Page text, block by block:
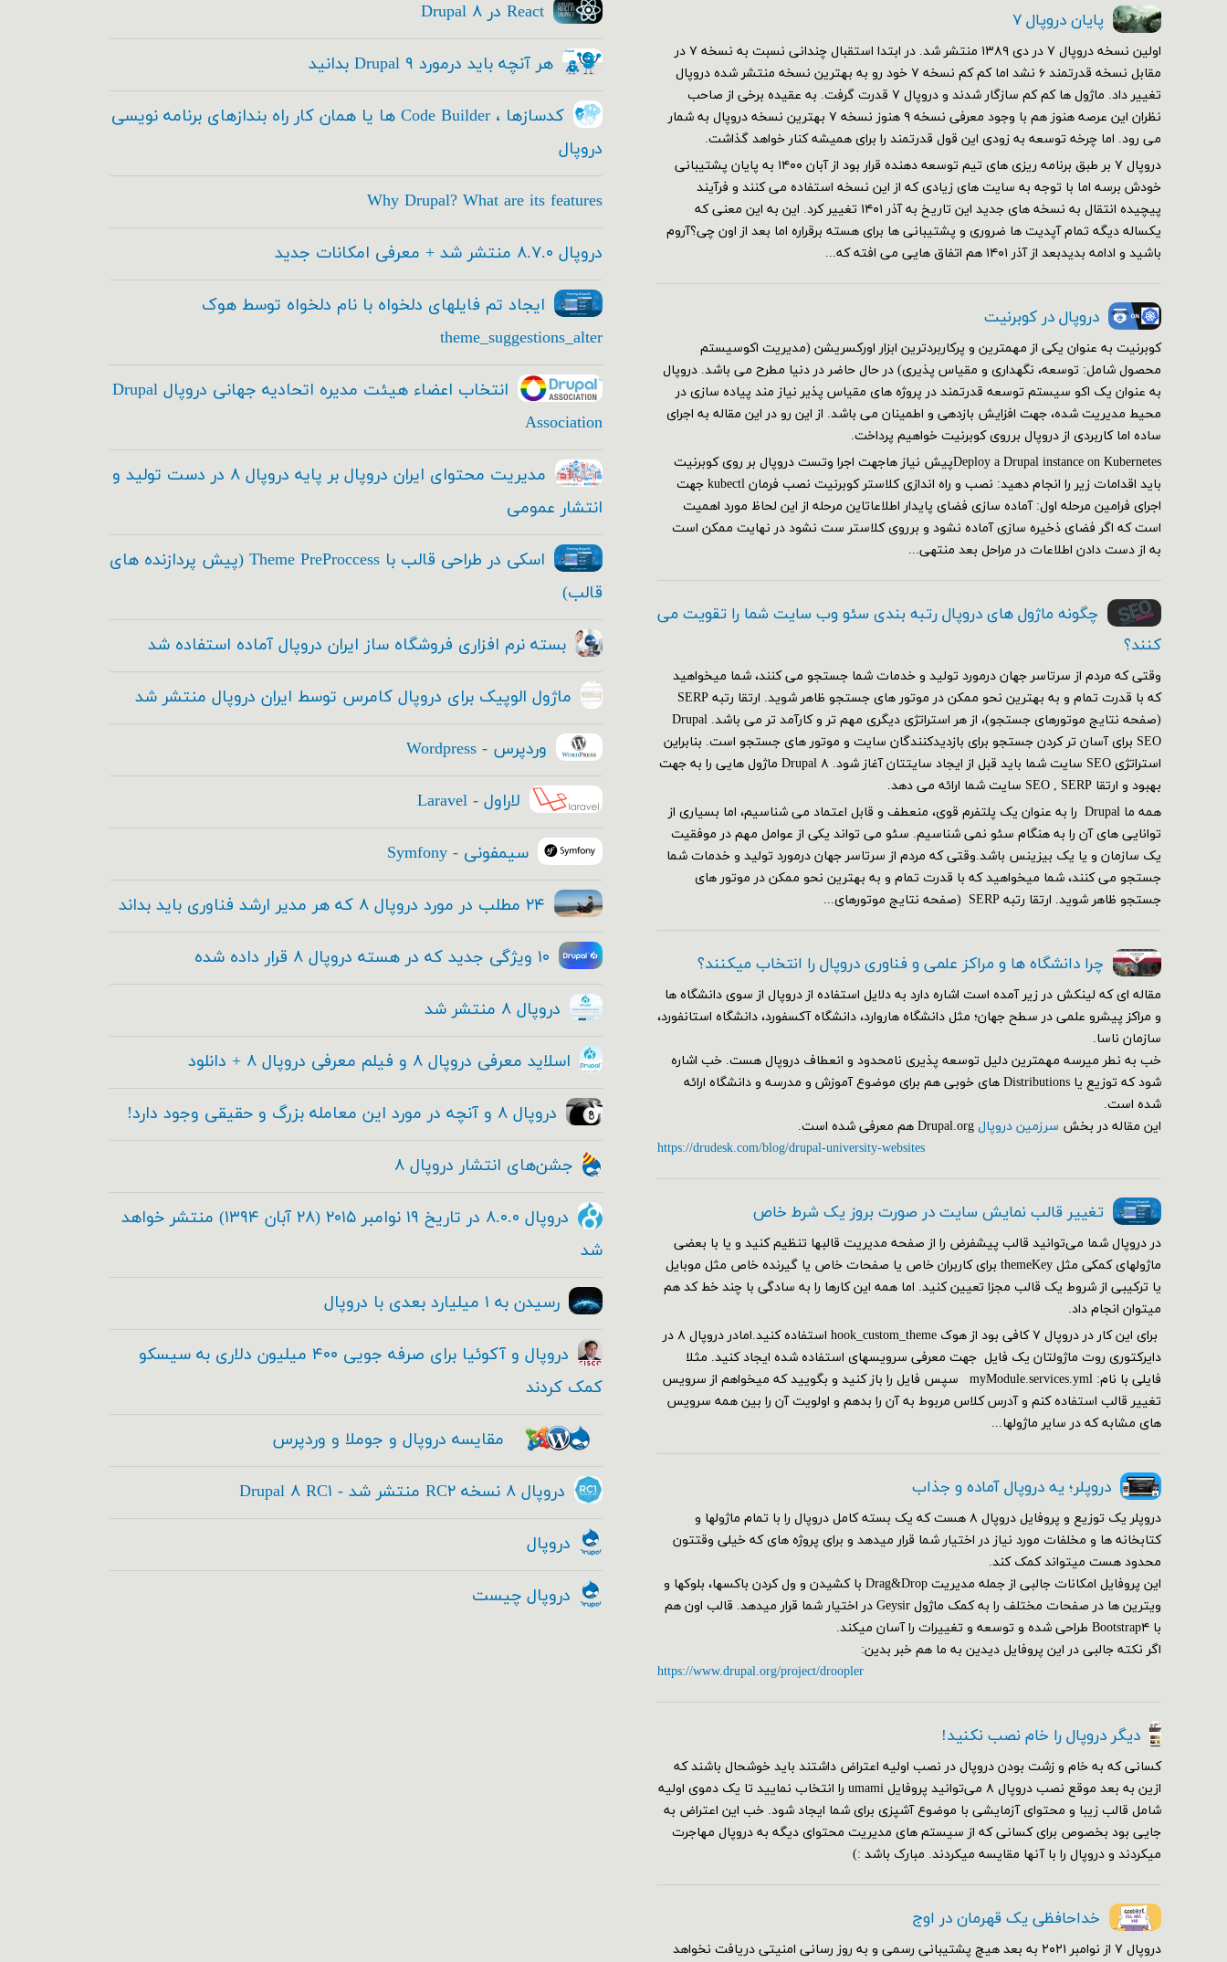
پایان دروپال ۷
اولین نسخه دروپال ۷ در دی ۱۳۸۹ منتشر شد. در ابتدا استقبال چندانی نسبت به نسخه ۷ در
مقابل نسخه قدرتمند ۶ نشد اما کم کم نسخه ۷ خود رو به بهترین نسخه منتشر شده دروپال
تغییر داد. ماژول ها کم کم سازگار شدند و دروپال ۷ قدرت گرفت. به عقیده برخی از صاحب
نظران این عرصه هنوز هم با وجود معرفی نسخه ۹ هنوز نسخه ۷ بهترین نسخه دروپال به شمار
می رود. اما چرخه توسعه به زودی این قول قدرتمند را برای همیشه کنار خواهد گذاشت.
دروپال ۷ بر طبق برنامه ریزی های تیم توسعه دهنده قرار بود از آبان ۱۴۰۰ به پایان پشتیبانی
خودش برسه اما با توجه به سایت های زیادی که از این نسخه استفاده می کنند و فرآیند
پیچیده انتقال به نسخه های جدید این تاریخ به آذر ۱۴۰۱ تغییر کرد. این به این معنی که
یکساله دیگه تمام آپدیت ها ضروری و پشتیبانی ها برای هسته برقراره اما بعد از اون چی؟آروم
باشید و ادامه بدیدبعد از آذر ۱۴۰۱ هم اتفاق هایی می افته که...
دروپال در کوبرنیت
کوبرنیت به عنوان یکی از مهمترین و پرکاربردترین ابزار اورکسریشن (مدیریت اکوسیستم
محصول شامل: توسعه، نگهداری و مقیاس پذیری) در حال حاضر در دنیا مطرح می باشد. دروپال
به عنوان یک اکو سیستم توسعه قدرتمند در پروژه های مقیاس پذیر نیاز مند پیاده سازی در
محیط مدیریت شده، جهت افزایش بازدهی و اطمینان می باشد. از این رو در این مقاله به اجرای
ساده اما کاربردی از دروپال برروی کوبرنیت خواهیم پرداخت.
Deploy a Drupal instance on Kubernetesپیش نیاز هاجهت اجرا وتست دروپال بر روی کوبرنیت
باید اقدامات زیر را انجام دهید: نصب و راه اندازی کلاستر کوبرنیت نصب فرمان kubectl جهت
اجرای فرامین مرحله اول: آماده سازی فضای پایدار اطلاعاتاین مرحله از این لحاظ مورد اهمیت
است که اگر فضای ذخیره سازی آماده نشود و برروی کلاستر ست نشود در نهایت ممکن است
به از دست دادن اطلاعات در مراحل بعد منتهی...
چگونه ماژول های دروپال رتبه بندی سئو وب سایت شما را تقویت می
کنند؟
وقتی که مردم از سرتاسر جهان درمورد تولید و خدمات شما جستجو می کنند، شما میخواهید
که با قدرت تمام و به بهترین نحو ممکن در موتور های جستجو ظاهر شوید. ارتقا رتبه SERP
(صفحه نتایج موتورهای جستجو)، از هر استراتژی دیگری مهم تر و کارآمد تر می باشد. Drupal
SEO برای آسان تر کردن جستجو برای بازدیدکنندگان سایت و موتور های جستجو است. بنابراین
استراتژی SEO سایت شما باید قبل از ایجاد سایتتان آغاز شود. Drupal ۸ ماژول هایی را به جهت
بهبود و ارتقا SEO , SERP سایت شما ارائه می دهد.
همه ما Drupal را به عنوان یک پلتفرم قوی، منعطف و قابل اعتماد می شناسیم، اما بسیاری از
توانایی های آن را به هنگام سئو نمی شناسیم. سئو می تواند یکی از عوامل مهم در موفقیت
یک سازمان و یا یک بیزینس باشد.وقتی که مردم از سرتاسر جهان درمورد تولید و خدمات شما
جستجو می کنند، شما میخواهید که با قدرت تمام و به بهترین نحو ممکن در موتور های
جستجو ظاهر شوید. ارتقا رتبه SERP (صفحه نتایج موتورهای...
چرا دانشگاه ها و مراکز علمی و فناوری دروپال را انتخاب میکنند؟
مقاله ای که لینکش در زیر آمده است اشاره دارد به دلایل استفاده از دروپال از سوی دانشگاه ها
و مراکز پیشرو علمی در سطح جهان؛ مثل دانشگاه هاروارد، دانشگاه آکسفورد، دانشگاه استانفورد،
سازمان ناسا.
خب به نطر میرسه مهمترین دلیل توسعه پذیری نامحدود و انعطاف دروپال هست. خب اشاره
شود که توزیع یا Distributions های خوبی هم برای موضوع آموزش و مدرسه و دانشگاه ارائه
شده است.
این مقاله در بخش سرزمین دروپال
https://drudesk.com/blog/drupal-university-websites
تغییر قالب نمایش سایت در صورت بروز یک شرط خاص
در دروپال شما می‌توانید قالب پیشفرض را از صفحه مدیریت قالبها تنظیم کنید و یا با بعضی
ماژولهای کمکی مثل themeKey برای کاربران خاص یا صفحات خاص یا گیرنده خاص مثل موبایل
یا ترکیبی از شروط یک قالب مجزا تعیین کنید. اما همه این کارها را به سادگی با چند خط کد هم
می‎توان انجام داد.
برای این کار در دروپال ۷ کافی بود از هوک hook_custom_theme استفاده کنید.امادر دروپال ۸ در
دایرکتوری روت ماژولتان یک فایل جهت معرفی سرویسهای استفاده شده ایجاد کنید. مثلا
فایلی با نام: myModule.services.yml سپس فایل را باز کنید و بگویید که میخواهم از سرویس
تغییر قالب استفاده کنم و آدرس کلاس مربوط به آن را بدهم و اولویت آن را بین همه سرویس
های مشابه که در سایر ماژولها...
دروپلر؛ یه دروپال آماده و جذاب
دروپلر یک توزیع و پروفایل دروپال ۸ هست که یک بسته کامل دروپال را با تمام ماژولها و
کتابخانه ها و مخلفات مورد نیاز در اختیار شما قرار میدهد و برای پروژه های که خیلی وقتتون
محدود هست میتواند کمک کند.
این پروفایل امکانات جالبی از جمله مدیریت Drag&Drop با کشیدن و ول کردن باکسها، بلوکها و
ویترین ها در صفحات مختلف را به کمک ماژول Geysir در اختیار شما قرار میدهد. قالب اون هم
با Bootstrap۴ طراحی شده و توسعه و تغییرات را آسان میکند.
اگر نکته جالبی در این پروفایل دیدین به ما هم خبر بدین:
https://www.drupal.org/project/droopler
دیگر دروپال را خام نصب نکنید!
کسانی که به خام و زشت بودن دروپال در نصب اولیه اعتراض داشتند باید خوشحال باشند که
ازین به بعد موقع نصب دروپال ۸ می‌توانید پروفایل umami را انتخاب نمایید تا یک دموی اولیه
شامل قالب زیبا و محتوای آزمایشی با موضوع آشپزی برای شما ایجاد شود. خب این اعتراض به
جایی بود بخصوص برای کسانی که از سیستم های مدیریت محتوای دیگه به دروپال مهاجرت
میکردند و دروپال را با آنها مقایسه میکردند. مبارک باشد :)
خداحافظی یک قهرمان در اوج
دروپال ۷ از نوامبر ۲۰۲۱ به بعد هیچ پشتیبانی رسمی و به روز رسانی امنیتی دریافت نخواهد
React در Drupal ۸
هر آنچه باید درمورد Drupal ۹ بدانید
کدسازها ، Code Builder ها یا همان کار راه بندازهای برنامه نویسی
دروپال
Why Drupal? What are its features
دروپال ۸.۷.۰ منتشر شد + معرفی امکانات جدید
ایجاد تم فایلهای دلخواه با نام دلخواه توسط هوک
theme_suggestions_alter
انتخاب اعضاء هیئت مدیره اتحادیه جهانی دروپال Drupal
Association
مدیریت محتوای ایران دروپال بر پایه دروپال ۸ در دست تولید و
انتشار عمومی
اسکی در طراحی قالب با Theme PreProccess (پیش پردازنده های
قالب)
بسته نرم افزاری فروشگاه ساز ایران دروپال آماده استفاده شد
ماژول الوپیک برای دروپال کامرس توسط ایران دروپال منتشر شد
وردپرس - Wordpress
لاراول - Laravel
سیمفونی - Symfony
۲۴ مطلب در مورد دروپال ۸ که هر مدیر ارشد فناوری باید بداند
۱۰ ویژگی جدید که در هسته دروپال ۸ قرار داده شده
دروپال ۸ منتشر شد
اسلاید معرفی دروپال ۸ و فیلم معرفی دروپال ۸ + دانلود
دروپال ۸ و آنچه در مورد این معامله بزرگ و حقیقی وجود دارد!
جشن‌های انتشار دروپال ۸
دروپال ۸.۰.۰ در تاریخ ۱۹ نوامبر ۲۰۱۵ (۲۸ آبان ۱۳۹۴) منتشر خواهد
شد
رسیدن به ۱ میلیارد بعدی با دروپال
دروپال و آکوئیا برای صرفه جویی ۴۰۰ میلیون دلاری به سیسکو
کمک کردند
مقایسه دروپال و جوملا و وردپرس
دروپال ۸ نسخه RC۲ منتشر شد - Drupal ۸ RC۱
دروپال
دروپال چیست